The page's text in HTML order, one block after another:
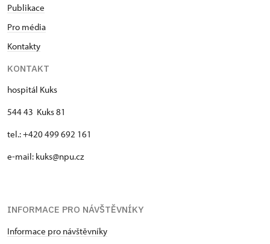
Publikace
Pro média
Kontakty
KONTAKT
hospitál Kuks
544 43 Kuks 81
tel.: +420 499 692 161
e-mail: kuks@npu.cz
INFORMACE PRO NÁVŠTĚVNÍKY
Informace pro návštěvníky